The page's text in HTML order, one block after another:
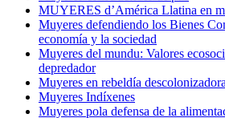
MUYERES d’América Llatina en
Muyeres defendiendo los Bienes
economía y la sociedad
Muyeres del mundu: Valores
depredador
Muyeres en rebeldía
Muyeres Indíxenes
Muyeres pola defensa de la